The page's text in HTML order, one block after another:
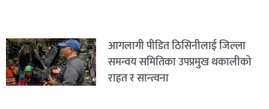
आगलागी पीडित ठिसिनीलाई जिल्ला
समन्वय समितिका उपप्रमुख थकालीको
राहत र सान्त्वना